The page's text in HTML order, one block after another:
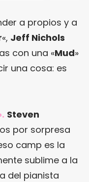
a propios y a
«, Jeff Nichols
con una «Mud»
una cosa: es
. Steven
por sorpresa
camp es la
sublime a la
del pianista